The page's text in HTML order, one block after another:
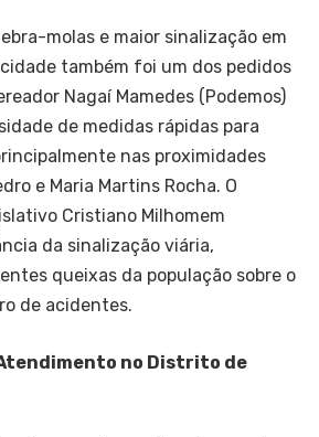
molas e maior sinalização em
também foi um dos pedidos
Nagaí Mamedes (Podemos)
de medidas rápidas para
nas proximidades
e Maria Martins Rocha. O
Cristiano Milhomem
da sinalização viária,
queixas da população sobre o
de acidentes.
no Distrito de